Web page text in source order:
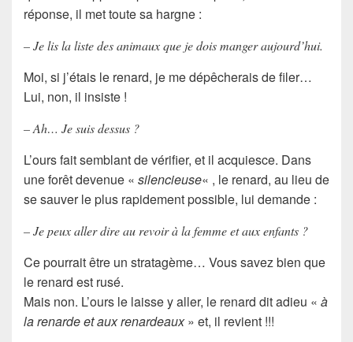
réponse, il met toute sa hargne :
– Je lis la liste des animaux que je dois manger aujourd’hui.
Moi, si j’étais le renard, je me dépêcherais de filer…
Lui, non, il insiste !
– Ah… Je suis dessus ?
L’oursfait semblant de vérifier, et il acquiesce. Dans
une forêt devenue « silencieuse« , le renard, au lieu de
se sauver le plus rapidement possible, lui demande :
– Je peux aller dire au revoir à la femme et aux enfants ?
Ce pourrait être un stratagème… Vous savez bien que
le renard est rusé.
Mais non. L’ours le laisse y aller, le renard dit adieu « à
la renarde et aux renardeaux» et, il revient !!!